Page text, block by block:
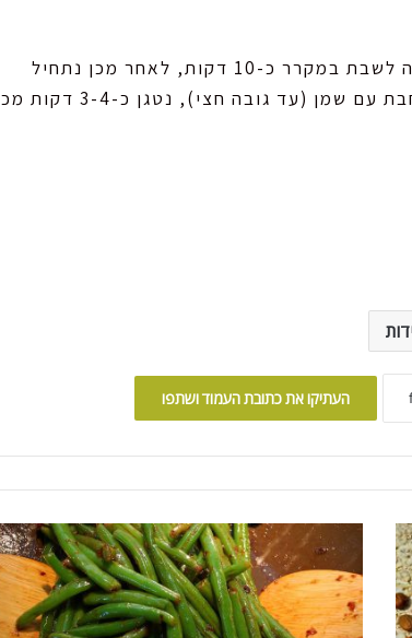
נביא את כל התערובת לבסיס אחיד וניתן לה לשבת במקרר כ-10 דקות, לאחר מכן נתחיל
לקחת חתיכות קטנות מהקערה ונזלף על מחבת עם שמן (עד גובה חצי), נטגן
העתיקו את כתובת העמוד ושתפו
ו
ע
י